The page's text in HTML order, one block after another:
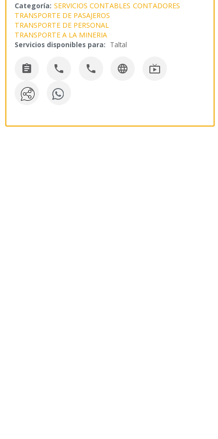
Categoría: SERVICIOS CONTABLES CONTADORES
TRANSPORTE DE PASAJEROS
TRANSPORTE DE PERSONAL
TRANSPORTE A LA MINERIA
Servicios disponibles para: Taltal
    